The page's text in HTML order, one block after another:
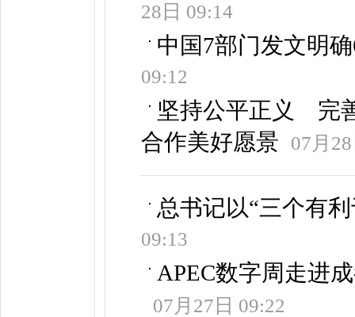
28日 09:14
中国7部门发文明
09:12
坚持公平正义 完
合作美好愿景
07月
总书记以“三个有
09:13
APEC数字周走进
07月27日 09:22